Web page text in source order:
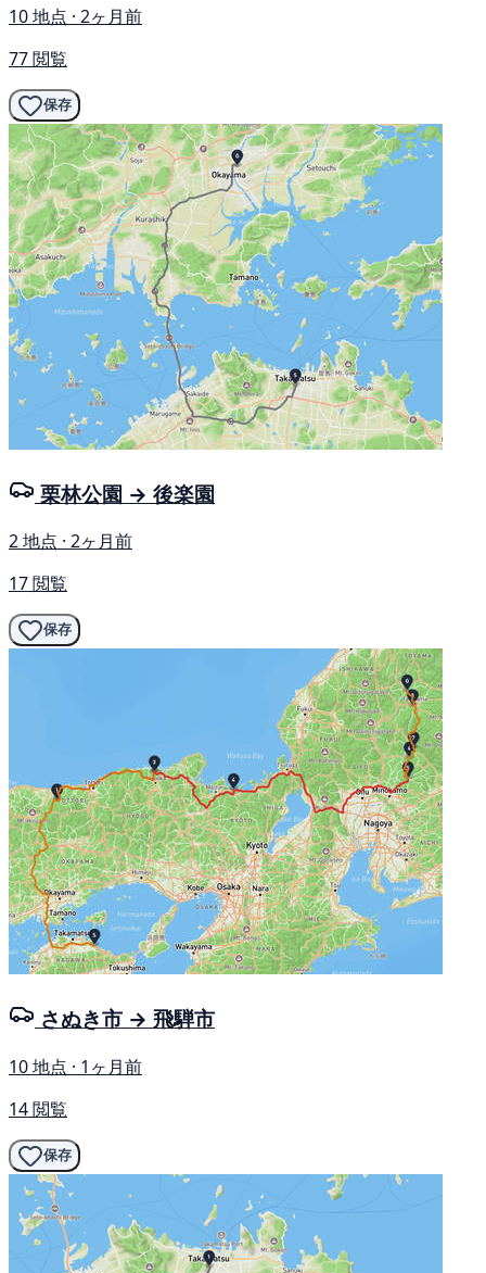
10 地点 · 2ヶ月前
77 閲覧
保存
栗林公園 → 後楽園
2 地点 · 2ヶ月前
17 閲覧
保存
さぬき市 → 飛騨市
10 地点 · 1ヶ月前
14 閲覧
保存